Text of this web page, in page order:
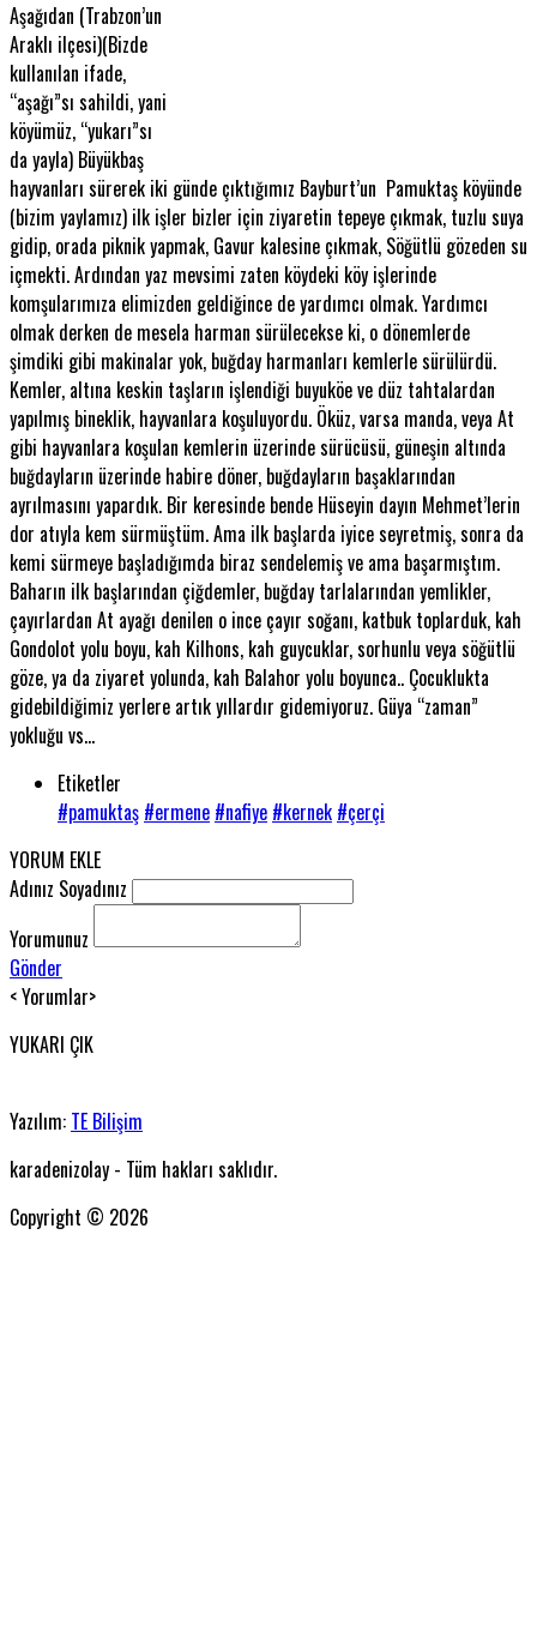
Aşağıdan (Trabzon’un
Araklı ilçesi)(Bizde
kullanılan ifade,
“aşağı”sı sahildi, yani
köyümüz, “yukarı”sı
da yayla) Büyükbaş
hayvanları sürerek iki günde çıktığımız Bayburt’un Pamuktaş köyünde
(bizim yaylamız) ilk işler bizler için ziyaretin tepeye çıkmak, tuzlu suya
gidip, orada piknik yapmak, Gavur kalesine çıkmak, Söğütlü gözeden su
içmekti. Ardından yaz mevsimi zaten köydeki köy işlerinde
komşularımıza elimizden geldiğince de yardımcı olmak. Yardımcı
olmak derken de mesela harman sürülecekse ki, o dönemlerde
şimdiki gibi makinalar yok, buğday harmanları kemlerle sürülürdü.
Kemler, altına keskin taşların işlendiği buyuköe ve düz tahtalardan
yapılmış bineklik, hayvanlara koşuluyordu. Öküz, varsa manda, veya At
gibi hayvanlara koşulan kemlerin üzerinde sürücüsü, güneşin altında
buğdayların üzerinde habire döner, buğdayların başaklarından
ayrılmasını yapardık. Bir keresinde bende Hüseyin dayın Mehmet’lerin
dor atıyla kem sürmüştüm. Ama ilk başlarda iyice seyretmiş, sonra da
kemi sürmeye başladığımda biraz sendelemiş ve ama başarmıştım.
Baharın ilk başlarından çiğdemler, buğday tarlalarından yemlikler,
çayırlardan At ayağı denilen o ince çayır soğanı, katbuk toplarduk, kah
Gondolot yolu boyu, kah Kilhons, kah guycuklar, sorhunlu veya söğütlü
göze, ya da ziyaret yolunda, kah Balahor yolu boyunca.. Çocuklukta
gidebildiğimiz yerlere artık yıllardır gidemiyoruz. Güya “zaman”
yokluğu vs…
Etiketler
#pamuktaş #ermene #nafiye #kernek #çerçi
YORUM EKLE
Adınız Soyadınız
Yorumunuz
Gönder
< Yorumlar>
YUKARI ÇIK
Yazılım: TE Bilişim
karadenizolay - Tüm hakları saklıdır.
Copyright © 2026